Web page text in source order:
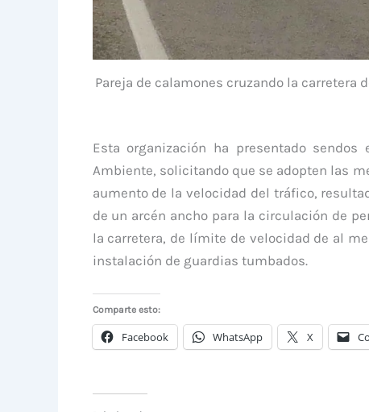
Pareja de calamones cruzando la carretera
Esta organización ha presentado
Ambiente, solicitando que se adopten las
aumento de la velocidad del tráfico,
de un arcén ancho para la circulación de
la carretera, de límite de velocidad de al
instalación de guardias tumbados.
Comparte esto:
Facebook WhatsApp X